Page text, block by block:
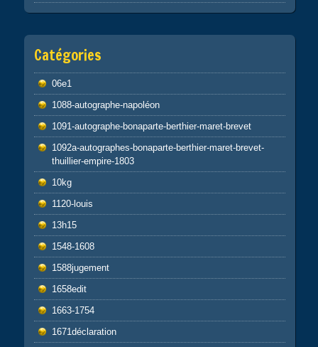
Catégories
06e1
1088-autographe-napoléon
1091-autographe-bonaparte-berthier-maret-brevet
1092a-autographes-bonaparte-berthier-maret-brevet-
thuillier-empire-1803
10kg
1120-louis
13h15
1548-1608
1588jugement
1658edit
1663-1754
1671déclaration